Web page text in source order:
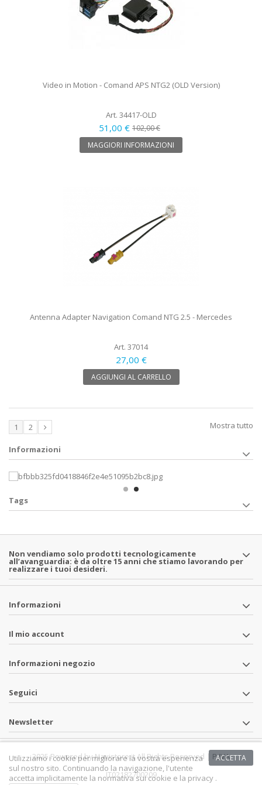
Video in Motion - Comand APS NTG2 (OLD Version)
Art. 34417-OLD
51,00 € 102,00 €
MAGGIORI INFORMAZIONI
Antenna Adapter Navigation Comand NTG 2.5 - Mercedes
Art. 37014
27,00 €
AGGIUNGI AL CARRELLO
Mostra tutto
1 2
Informazioni
Tags
Non vendiamo solo prodotti tecnologicamente
all’avanguardia: è da oltre 15 anni che stiamo lavorando per
realizzare i tuoi desideri.
Informazioni
Il mio account
Informazioni negozio
Seguici
Newsletter
2025 Powered by Navistore.it All Rights Reserved | P.IVA
IT02182700209
ACCETTA
Utilizziamo i cookie per migliorare la vostra esperienza
sul nostro sito. Continuando la navigazione, l'utente
accetta implicitamente la normativa sui cookie e la privacy .